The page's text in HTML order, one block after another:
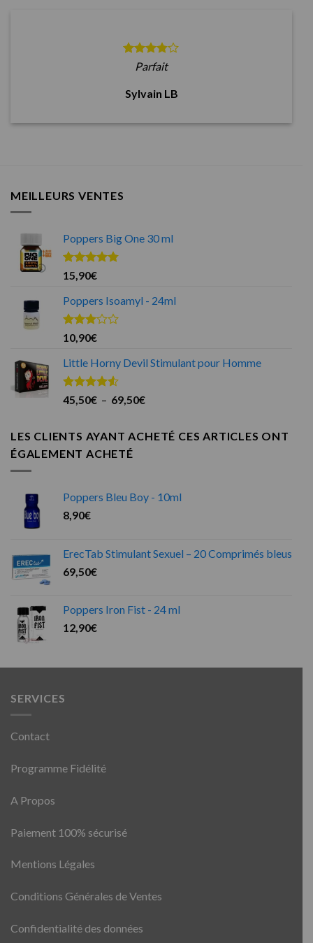
Parfait
Sylvain LB
MEILLEURS VENTES
Poppers Big One 30 ml
Note4.75
sur 5
15,90€
Poppers Isoamyl - 24ml
Note
3.00
sur 5
10,90€
Little Horny Devil Stimulant pour Homme
Note4.50
sur 5
45,50€ – 69,50€Plage
45,50€
LES CLIENTS AYANT ACHETÉ CES ARTICLES ONT
ÉGALEMENT ACHETÉ
Poppers Bleu Boy - 10ml
8,90€
ErecTab Stimulant Sexuel – 20 Comprimés bleus
69,50€
Poppers Iron Fist - 24 ml
12,90€
SERVICES
Contact
Programme Fidélité
A Propos
Paiement 100% sécurisé
Mentions Légales
Conditions Générales de Ventes
Confidentialité des données